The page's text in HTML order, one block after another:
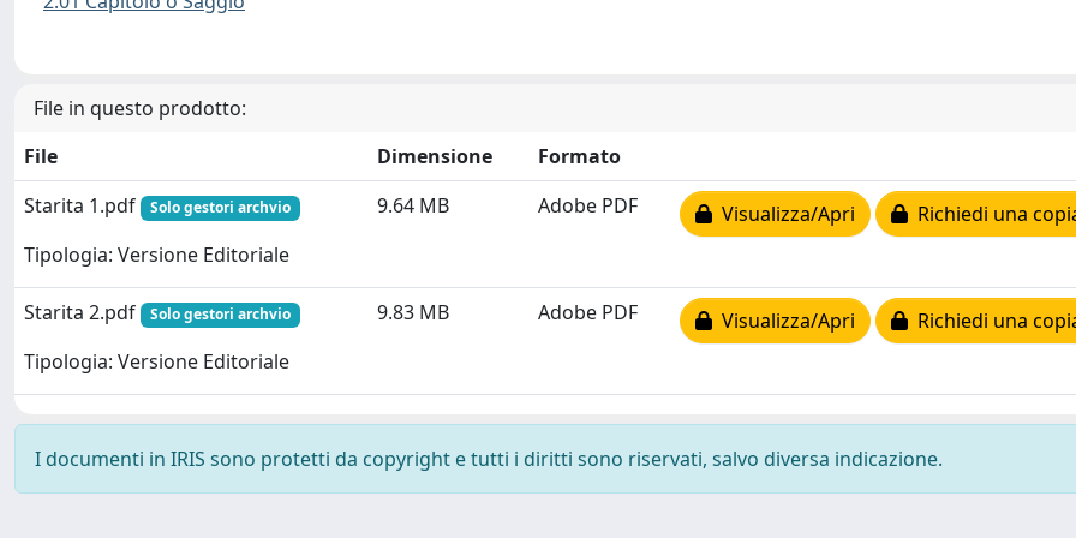
File in questo prodotto:
File
Dimensione
Formato
Starita 1.pdf
Solo gestori archvio
Tipologia: Versione Editoriale
9.64 MB Adobe PDF Visualizza/Apri Richiedi una
Starita 2.pdf Solo gestori archvio
Tipologia: Versione Editoriale
9.83 MB Adobe PDF Visualizza/Apri Richiedi una
I documenti in IRIS sono protetti da copyright e tutti i diritti sono riservati, salvo diversa indicazione.